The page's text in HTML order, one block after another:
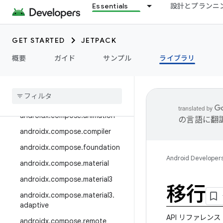
Essentials 設計とプランニ
GET STARTED
JETPACK
概要
ガイド サンプル ライブラリ
androidx.camera.media3
androidx.camera.viewfinder
androidx.car
androidx.
androidx.compose.animation
androidx.compose.compiler
androidx.compose.foundation
androidx.compose.material
androidx.compose.material3
androidx.compose.material3.
adaptive
androidx.compose.remote
の言語に翻
Android
移行
API リファレンス